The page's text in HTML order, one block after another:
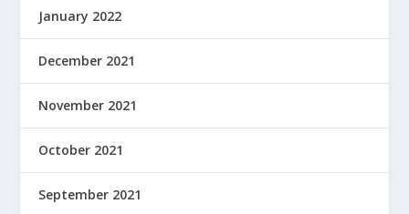
January 2022
December 2021
November 2021
October 2021
September 2021